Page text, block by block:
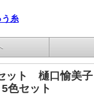
糸
ット 樋口愉美子
色セット